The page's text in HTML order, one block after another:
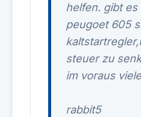
helfen. gibt
peugoet 605
steuer zu
im voraus
rabbit5